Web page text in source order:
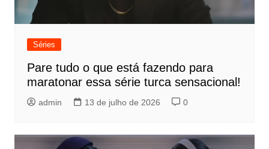
Séries
Pare tudo o que está fazendo para
maratonar essa série turca sensacional!
admin 13 de julho de 2026 0